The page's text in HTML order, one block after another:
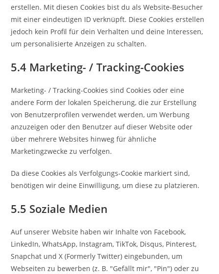
erstellen. Mit diesen Cookies bist du als Website-Besucher
mit einer eindeutigen ID verknüpft. Diese Cookies erstellen
jedoch kein Profil für dein Verhalten und deine Interessen,
um personalisierte Anzeigen zu schalten.
5.4 Marketing- / Tracking-Cookies
Marketing- / Tracking-Cookies sind Cookies oder eine
andere Form der lokalen Speicherung, die zur Erstellung
von Benutzerprofilen verwendet werden, um Werbung
anzuzeigen oder den Benutzer auf dieser Website oder
über mehrere Websites hinweg für ähnliche
Marketingzwecke zu verfolgen.
Da diese Cookies als Verfolgungs-Cookie markiert sind,
benötigen wir deine Einwilligung, um diese zu platzieren.
5.5 Soziale Medien
Auf unserer Website haben wir Inhalte von Facebook,
LinkedIn, WhatsApp, Instagram, TikTok, Disqus, Pinterest,
Snapchat und X (Formerly Twitter) eingebunden, um
Webseiten zu bewerben (z. B. "Gefällt mir", "Pin") oder zu